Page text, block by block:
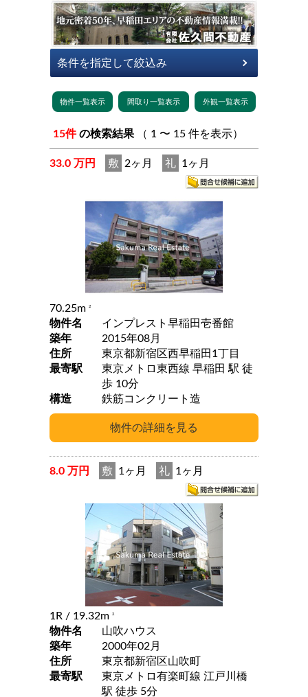
15件 の検索結果 （ 1 〜 15 件を表示）
33.0 万円 敷 2ヶ月 礼 1ヶ月
70.25m 2
物件名
インプレスト早稲田壱番館
築年
2015年08月
住所
東京都新宿区西早稲田1丁目
最寄駅
東京メトロ東西線 早稲田 駅 徒
歩 10分
構造
鉄筋コンクリート造
8.0 万円 敷 1ヶ月 礼 1ヶ月
1R / 19.32m 2
物件名
山吹ハウス
築年
2000年02月
住所
東京都新宿区山吹町
最寄駅
東京メトロ有楽町線 江戸川橋
駅 徒歩 5分